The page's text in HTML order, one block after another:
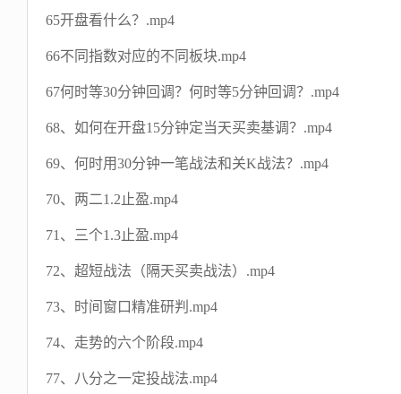
65开盘看什么？.mp4
66不同指数对应的不同板块.mp4
67何时等30分钟回调？何时等5分钟回调？.mp4
68、如何在开盘15分钟定当天买卖基调？.mp4
69、何时用30分钟一笔战法和关K战法？.mp4
70、两二1.2止盈.mp4
71、三个1.3止盈.mp4
72、超短战法（隔天买卖战法）.mp4
73、时间窗口精准研判.mp4
74、走势的六个阶段.mp4
77、八分之一定投战法.mp4